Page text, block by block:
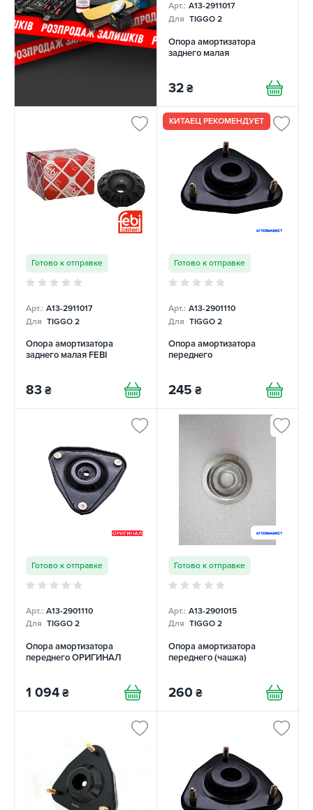
Арт.: A13-2911017
Для TIGGO 2
Опора амортизатора
заднего малая
32 ₴
Готово к отправке
Арт.: A13-2911017
Для TIGGO 2
Опора амортизатора
заднего малая FEBI
83 ₴
КИТАЕЦ РЕКОМЕНДУЕТ
Готово к отправке
Арт.: A13-2901110
Для TIGGO 2
Опора амортизатора
переднего
245 ₴
Готово к отправке
Арт.: A13-2901110
Для TIGGO 2
Опора амортизатора
переднего ОРИГИНАЛ
1 094 ₴
Готово к отправке
Арт.: A13-2901015
Для TIGGO 2
Опора амортизатора
переднего (чашка)
260 ₴